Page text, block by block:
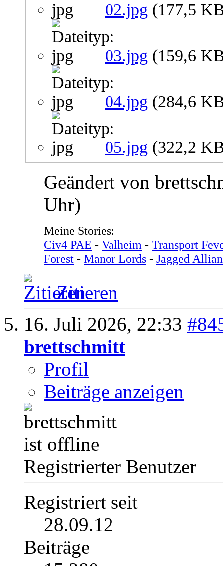
02.jpg (177,5
03.jpg (159,6
04.jpg (284,6
05.jpg (322,2
Geändert von
Uhr)
Meine Stories:
Civ4 PAE - Valheim - Transport
Forest - Manor Lords - Jagged
Zitieren
16. Juli 2026, 22:33
brettschmitt
Profil
Beiträge anzeigen
Registrierter Benutzer
Registriert seit
28.09.12
Beiträge